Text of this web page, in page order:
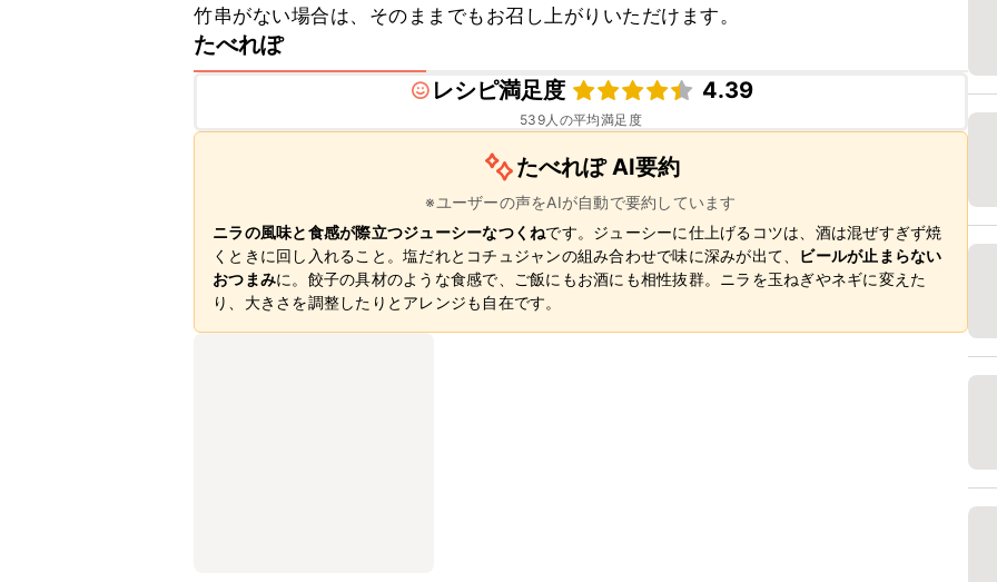
竹串がない場合は、そのままでもお召し上がりいただけます。
たべれぽ
レシピ満足度
4.39
539人の平均満足度
たべれぽ AI要約
※ユーザーの声をAIが自動で要約しています
ニラの風味と食感が際立つジューシーなつくねです。ジューシーに仕上げるコツは、酒は混ぜすぎず焼
くときに回し入れること。塩だれとコチュジャンの組み合わせで味に深みが出て、
ビールが止まらない
おつまみに。餃子の具材のような食感で、ご飯にもお酒にも相性抜群。ニラを玉ねぎやネギに変えた
り、大きさを調整したりとアレンジも自在です。